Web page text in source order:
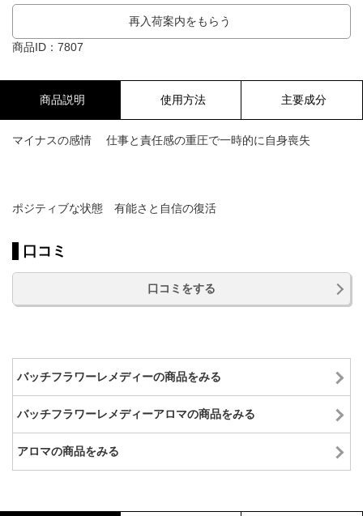
再入荷案内をもらう
商品ID：7807
商品説明 使用方法 主要成分
マイナスの感情 仕事と責任感の重圧で一時的に自身喪失
ポジティブな状態 有能さと自信の復活
口コミ
口コミをする
バッチフラワーレメディーの商品をみる
バッチフラワーレメディーアロマの商品をみる
アロマの商品をみる